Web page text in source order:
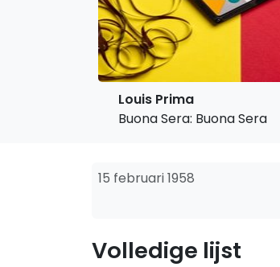
Louis Prima
Buona Sera: Buona Sera
15 februari 1958
Volledige lijst